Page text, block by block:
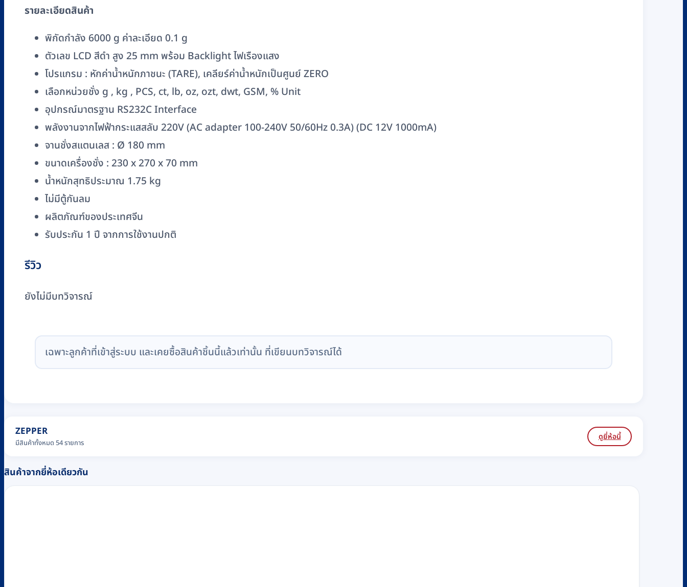
โต๊ะ
ZEPPER
รุ่น
AGD6001
(ไม่มี
ตู้
ครอบ)
ชิ้น
รายละเอียดสินค้า
พิกัดกำลัง 6000 g ค่าละเอียด 0.1 g
ตัวเลข LCD สีดำ สูง 25 mm พร้อม Backlight ไฟเรืองแสง
โปรแกรม : หักค่าน้ำหนักภาชนะ (TARE), เคลียร์ค่าน้ำหนักเป็นศูนย์ ZERO
เลือกหน่วยชั่ง g , kg , PCS, ct, lb, oz, ozt, dwt, GSM, % Unit
อุปกรณ์มาตรฐาน RS232C Interface
พลังงานจากไฟฟ้ากระแสสลับ 220V (AC adapter 100-240V 50/60Hz 0.3A) (DC 12V 1000mA)
จานชั่งสแตนเลส : Ø 180 mm
ขนาดเครื่องชั่ง : 230 x 270 x 70 mm
น้ำหนักสุทธิประมาณ 1.75 kg
ไม่มีตู้กันลม
ผลิตภัณฑ์ของประเทศจีน
รับประกัน 1 ปี จากการใช้งานปกติ
รีวิว
ยังไม่มีบทวิจารณ์
เฉพาะลูกค้าที่เข้าสู่ระบบ และเคยซื้อสินค้าชิ้นนี้แล้วเท่านั้น ที่เขียนบทวิจารณ์ได้
ZEPPER
มีสินค้าทั้งหมด 54 รายการ
ดูยี่ห้อนี้
สินค้าจากยี่ห้อเดียวกัน